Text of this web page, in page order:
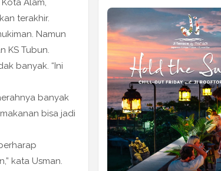
Alam,
terakhir.
Namun
KS Tubun.
banyak. “Ini
banyak
bisa jadi
kata Usman.